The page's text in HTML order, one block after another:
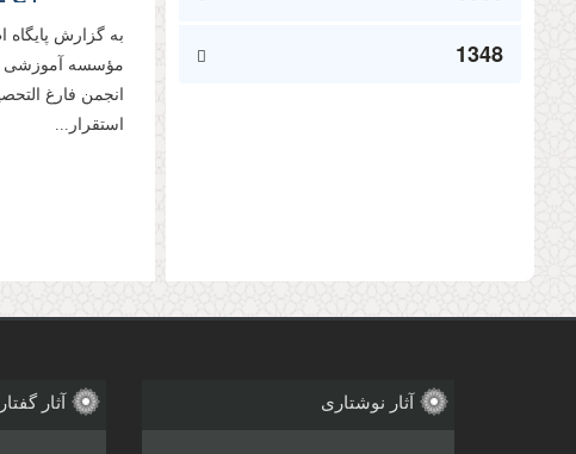
1348
به گزارش
مؤسسه آموزشی
انجمن فارغ
استقرار...
آثار نوشتاری آثار